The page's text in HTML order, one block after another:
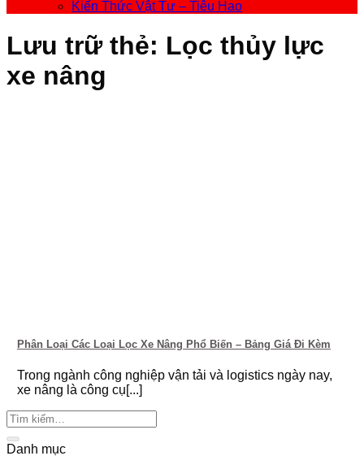
Kiến Thức Vật Tư – Tiêu Hao
Lưu trữ thẻ: Lọc thủy lực
xe nâng
Phân Loại Các Loại Lọc Xe Nâng Phổ Biến – Bảng Giá Đi Kèm
Trong ngành công nghiệp vận tải và logistics ngày nay,
xe nâng là công cụ[...]
Danh mục